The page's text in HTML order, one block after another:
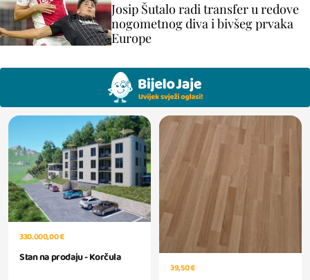
Josip Šutalo radi transfer u redove
nogometnog diva i bivšeg prvaka
Europe
330.000,00 €
Stan na prodaju - Korčula
39,50 €